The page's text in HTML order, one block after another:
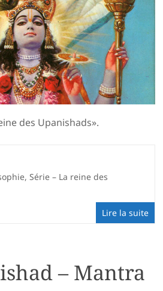
des Upanishads».
, Série – La reine des
Lire la suite
– Mantra